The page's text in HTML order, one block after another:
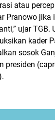
atau
Pranowo jika
ujar TGB.
kader
sosok
presiden